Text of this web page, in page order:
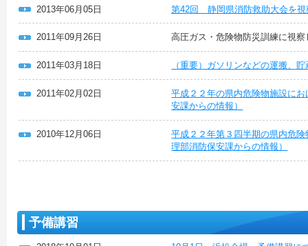
2013年06月05日 第42回 静岡県消防救助大会を視
2011年09月26日 高圧ガス・危険物防災訓練に視察
2011年03月18日 （重要）ガソリンなどの運搬、
2011年02月02日
平成２２年の県内危険物施設に
安課からの情報）
2010年12月06日
平成２２年第３四半期の県内危
理部消防保安課からの情報）
予備講習